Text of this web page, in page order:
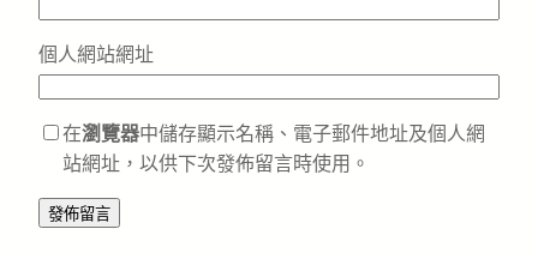
個人網站網址
在瀏覽器中儲存顯示名稱、電子郵件地址及個人網
站網址，以供下次發佈留言時使用。